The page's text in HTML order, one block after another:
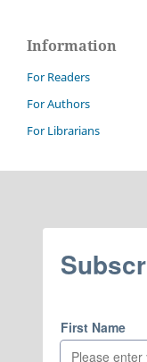
Information
For Readers
For Authors
For Librarians